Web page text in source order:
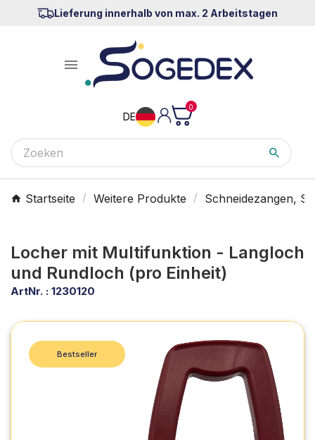
Lieferung innerhalb von max. 2 Arbeitstagen

DE
0
Startseite Weitere Produkte Schneidezangen,
Locher mit Multifunktion - Langloch
und Rundloch (pro Einheit)
ArtNr. : 1230120
Bestseller